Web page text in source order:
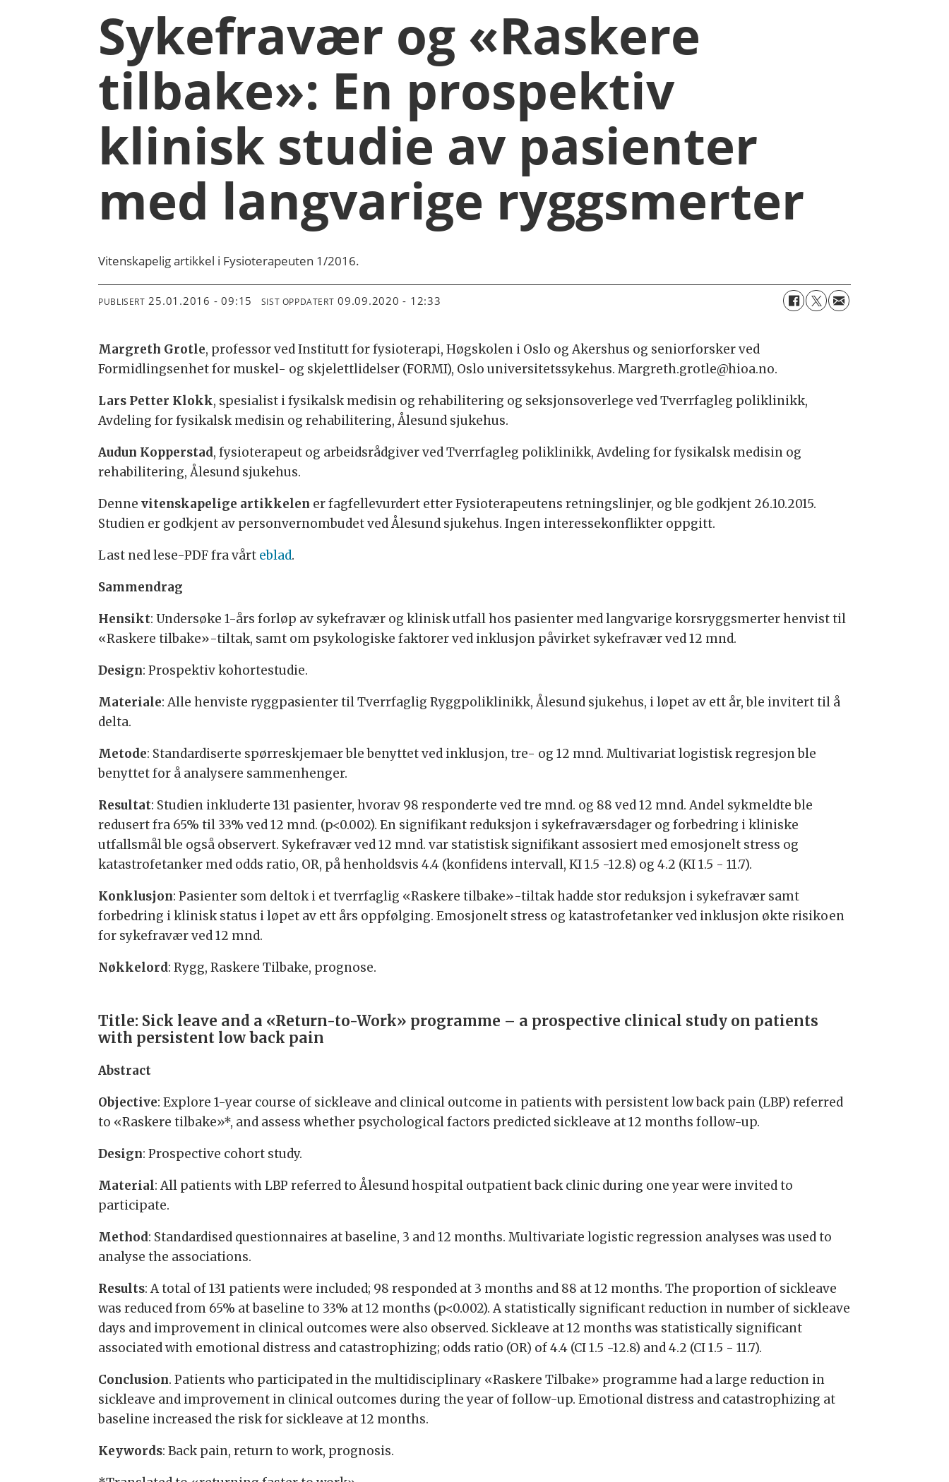
Sykefravær og «Raskere
tilbake»: En prospektiv
klinisk studie av pasienter
med langvarige ryggsmerter
Vitenskapelig artikkel i Fysioterapeuten 1/2016.
PUBLISERT 25.01.2016 - 09:15 SIST OPPDATERT 09.09.2020 - 12:33
Margreth Grotle, professor ved Institutt for fysioterapi, Høgskolen i Oslo og Akershus og seniorforsker ved
Formidlingsenhet for muskel- og skjelettlidelser (FORMI), Oslo universitetssykehus. Margreth.grotle@hioa.no.
Lars Petter Klokk, spesialist i fysikalsk medisin og rehabilitering og seksjonsoverlege ved Tverrfagleg poliklinikk,
Avdeling for fysikalsk medisin og rehabilitering, Ålesund sjukehus.
Audun Kopperstad, fysioterapeut og arbeidsrådgiver ved Tverrfagleg poliklinikk, Avdeling for fysikalsk medisin og
rehabilitering, Ålesund sjukehus.
Dennevitenskapelige artikkelen er fagfellevurdert etter Fysioterapeutens retningslinjer, og ble godkjent 26.10.2015.
Studien er godkjent av personvernombudet ved Ålesund sjukehus. Ingen interessekonflikter oppgitt.
Last ned lese-PDF fra vårt eblad.
Sammendrag
Hensikt: Undersøke 1-års forløp av sykefravær og klinisk utfall hos pasienter med langvarige korsryggsmerter henvist til
«Raskere tilbake»-tiltak, samt om psykologiske faktorer ved inklusjon påvirket sykefravær ved 12 mnd.
Design: Prospektiv kohortestudie.
Materiale: Alle henviste ryggpasienter til Tverrfaglig Ryggpoliklinikk, Ålesund sjukehus, i løpet av ett år, ble invitert til å
delta.
Metode: Standardiserte spørreskjemaer ble benyttet ved inklusjon, tre- og 12 mnd. Multivariat logistisk regresjon ble
benyttet for å analysere sammenhenger.
Resultat: Studien inkluderte 131 pasienter, hvorav 98 responderte ved tre mnd. og 88 ved 12 mnd. Andel sykmeldte ble
redusert fra 65% til 33% ved 12 mnd. (p<0.002). En signifikant reduksjon i sykefraværsdager og forbedring i kliniske
utfallsmål ble også observert. Sykefravær ved 12 mnd. var statistisk signifikant assosiert med emosjonelt stress og
katastrofetanker med odds ratio, OR, på henholdsvis 4.4 (konfidens intervall, KI 1.5 -12.8) og 4.2 (KI 1.5 - 11.7).
Konklusjon: Pasienter som deltok i et tverrfaglig «Raskere tilbake»-tiltak hadde stor reduksjon i sykefravær samt
forbedring i klinisk status i løpet av ett års oppfølging. Emosjonelt stress og katastrofetanker ved inklusjon økte risikoen
for sykefravær ved 12 mnd.
Nøkkelord: Rygg, Raskere Tilbake, prognose.
Title: Sick leave and a «Return-to-Work» programme – a prospective clinical study on patients
with persistent low back pain
Abstract
Objective: Explore 1-year course of sickleave and clinical outcome in patients with persistent low back pain (LBP) referred
to «Raskere tilbake»*, and assess whether psychological factors predicted sickleave at 12 months follow-up.
Design: Prospective cohort study.
Material: All patients with LBP referred to Ålesund hospital outpatient back clinic during one year were invited to
participate.
Method: Standardised questionnaires at baseline, 3 and 12 months. Multivariate logistic regression analyses was used to
analyse the associations.
Results: A total of 131 patients were included; 98 responded at 3 months and 88 at 12 months. The proportion of sickleave
was reduced from 65% at baseline to 33% at 12 months (p<0.002). A statistically significant reduction in number of sickleave
days and improvement in clinical outcomes were also observed. Sickleave at 12 months was statistically significant
associated with emotional distress and catastrophizing; odds ratio (OR) of 4.4 (CI 1.5 -12.8) and 4.2 (CI 1.5 - 11.7).
Conclusion. Patients who participated in the multidisciplinary «Raskere Tilbake» programme had a large reduction in
sickleave and improvement in clinical outcomes during the year of follow-up. Emotional distress and catastrophizing at
baseline increased the risk for sickleave at 12 months.
Keywords: Back pain, return to work, prognosis.